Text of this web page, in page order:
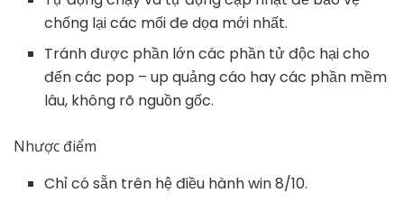
chống lại các mối đe dọa mới nhất.
Tránh được phần lớn các phần tử độc hại cho
đến các pop – up quảng cáo hay các phần mềm
lâu, không rõ nguồn gốc.
Nhược điểm
Chỉ có sẵn trên hệ điều hành win 8/10.